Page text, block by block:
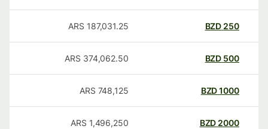
250
BZD
187,031.25
ARS
500
BZD
374,062.50
ARS
1000
BZD
748,125
ARS
2000
BZD
1,496,250
ARS